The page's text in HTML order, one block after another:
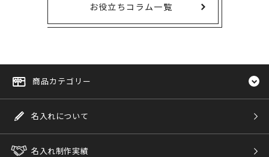
お役立ちコラム一覧
商品カテゴリー
名入れについて
名入れ制作実績